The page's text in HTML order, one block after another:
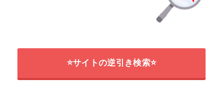
⭐サイトの逆引き検索⭐